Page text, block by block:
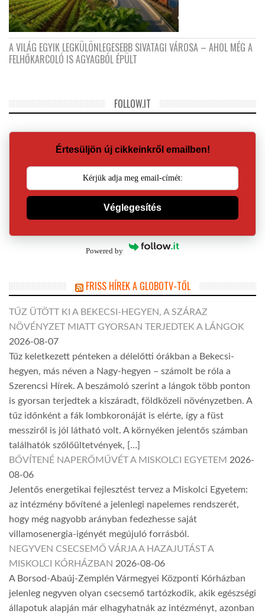
A VILÁG EGYIK LEGKÜLÖNLEGESEBB SIVATAGI VÁROSA – AHOL MÉG A
FELHŐKARCOLÓ IS AGYAGBÓL ÉPÜLT
FOLLOW.IT
Értesüljön új cikkeinkről emailben!
Véglegesítés
Powered by
FRISS HÍREK A GLOBOTV-TŐL
TŰZ ÜTÖTT KI A BEKECSI-HEGYEN, A SZÁRAZ
NÖVÉNYZET MIATT GYORSAN TERJEDTEK A LÁNGOK
2026-08-07
Tűz keletkezett pénteken a délelőtti órákban a Bekecsi-
hegyen, más néven a Nagy-hegyen – számolt be róla a
Szerencsi Hírek. A beszámoló szerint a lángok több ponton
is gyorsan terjedtek a kiszáradt, földközeli növényzetben. A
tűz időnként a fák lombkoronáját is elérte, így a füst
messziről is jól látható volt. A környéken jelentős számban
találhatók szőlőültetvények, […]
BŐVÍTENÉ NAPERŐMŰVÉT A MISKOLCI EGYETEM 2026-
08-06
Jelentős energetikai fejlesztést tervez a Miskolci Egyetem:
az intézmény bővítené a jelenlegi napelemes rendszerét,
hogy még nagyobb arányban fedezhesse saját
villamosenergia-igényét megújuló forrásból.
NEGYVEN CSECSEMŐ VÁRJA A HAZAJUTÁST A
MISKOLCI KÓRHÁZBAN 2026-08-06
A Borsod-Abaúj-Zemplén Vármegyei Központi Kórházban
jelenleg negyven olyan csecsemő tartózkodik, akik egészségi
állapotuk alapján már elhagyhatnák az intézményt, azonban